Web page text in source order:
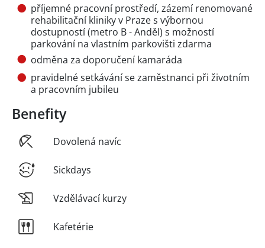
příjemné pracovní prostředí, zázemí renomované
rehabilitační kliniky v Praze s výbornou
dostupností (metro B - Anděl) s možností
parkování na vlastním parkovišti zdarma
odměna za doporučení kamaráda
pravidelné setkávání se zaměstnanci při životním
a pracovním jubileu
Benefity
Dovolená navíc
Sickdays
Vzdělávací kurzy
Kafetérie